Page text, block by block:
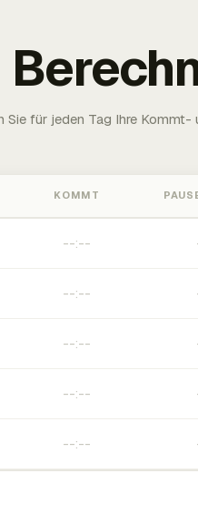
Sie für jeden Tag Ihre
KOMMT